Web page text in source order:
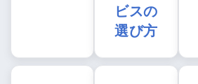
ビスの
選び方